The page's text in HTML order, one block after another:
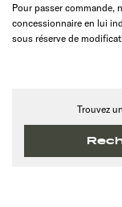
Pour passer commande,
concessionnaire en lui
sous réserve de
Trouvez